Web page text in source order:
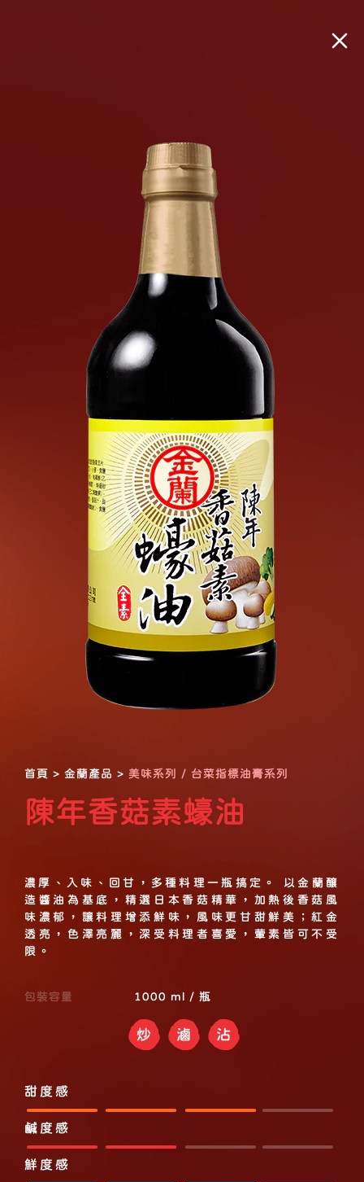
首頁 > 金蘭產品 > 美味系列 / 台菜指標油膏系列
陳年香菇素蠔油
濃厚、入味、回甘，多種料理一瓶搞定。 以金蘭釀
造醬油為基底，精選日本香菇精華，加熱後香菇風
味濃郁，讓料理增添鮮味，風味更甘甜鮮美；紅金
透亮，色澤亮麗，深受料理者喜愛，葷素皆可不受
限。
包裝容量 1000 ml / 瓶
炒 滷 沾
甜度感
鹹度感
鮮度感